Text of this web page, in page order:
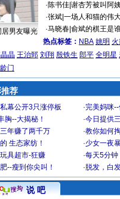
居男友曝光
·陈书佳| 谢杏芳被叫阿姨
·张斌| 一场人和猫的伟
·马晓春| 俞斌的棋王是
热点标签： NBA 姚明
晶 王治郅 刘翔 殷铁生 郎平 全明星
门
荐
幕公开3只涨停板 ·完美妈咪
胸--大揭秘！ ·今日提供
年赚了两千万 ·教你如何
生态家纺！ ·少女一夜
具超市-狂赚 ·每天5分钟
--瘦到你尖叫！ · 脱发，白
说 吧